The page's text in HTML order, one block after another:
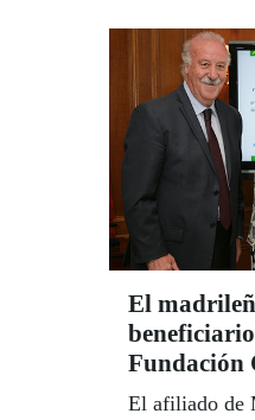
de la ONCE
Central, junto
El
Fundación
El afiliado de